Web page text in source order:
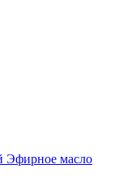
Эфирное масло